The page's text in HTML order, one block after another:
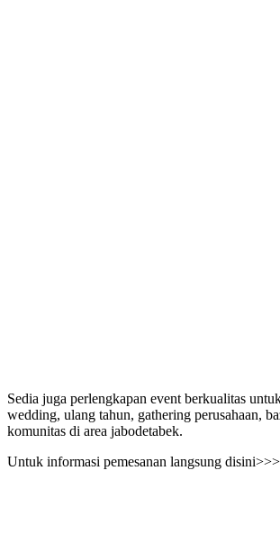
Sedia juga perlengkapan event berkualitas
wedding, ulang tahun, gathering perusahaan,
komunitas di area jabodetabek.
Untuk informasi pemesanan langsung disini>>>